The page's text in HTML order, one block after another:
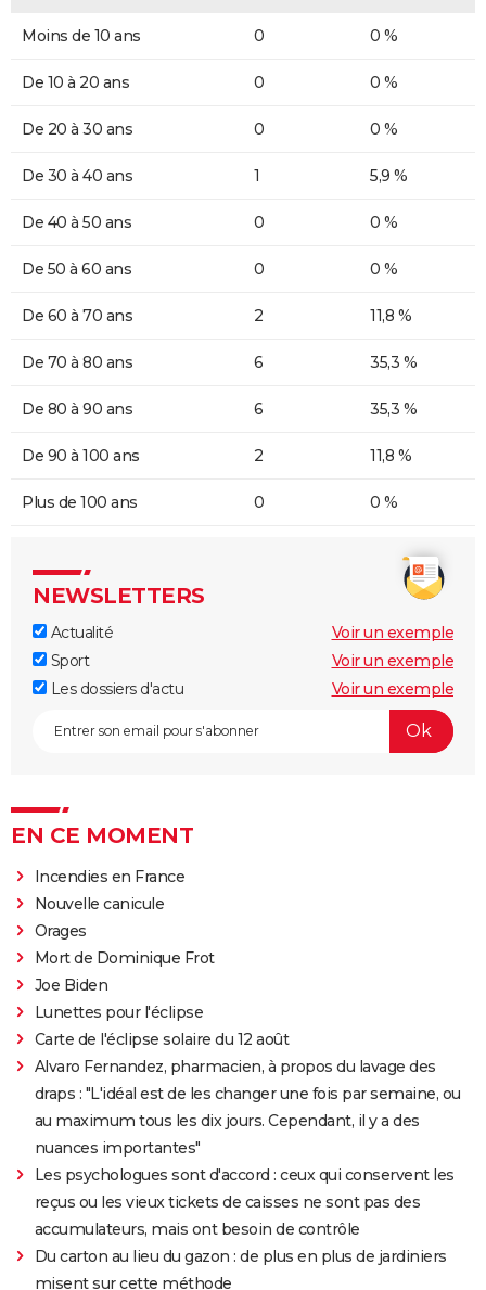
Moins de 10 ans 0 0 %
De 10 à 20 ans 0 0 %
De 20 à 30 ans 0 0 %
De 30 à 40 ans 1 5,9 %
De 40 à 50 ans 0 0 %
De 50 à 60 ans 0 0 %
De 60 à 70 ans 2 11,8 %
De 70 à 80 ans 6 35,3 %
De 80 à 90 ans 6 35,3 %
De 90 à 100 ans 2 11,8 %
Plus de 100 ans 0 0 %
NEWSLETTERS
Actualité
Voir un exemple
Sport
Voir un exemple
Les dossiers d'actu
Voir un exemple
EN CE MOMENT
Incendies en France
Nouvelle canicule
Orages
Mort de Dominique Frot
Joe Biden
Lunettes pour l'éclipse
Carte de l'éclipse solaire du 12 août
Alvaro Fernandez, pharmacien, à propos du lavage des
draps : "L'idéal est de les changer une fois par semaine, ou
au maximum tous les dix jours. Cependant, il y a des
nuances importantes"
Les psychologues sont d'accord : ceux qui conservent les
reçus ou les vieux tickets de caisses ne sont pas des
accumulateurs, mais ont besoin de contrôle
Du carton au lieu du gazon : de plus en plus de jardiniers
misent sur cette méthode